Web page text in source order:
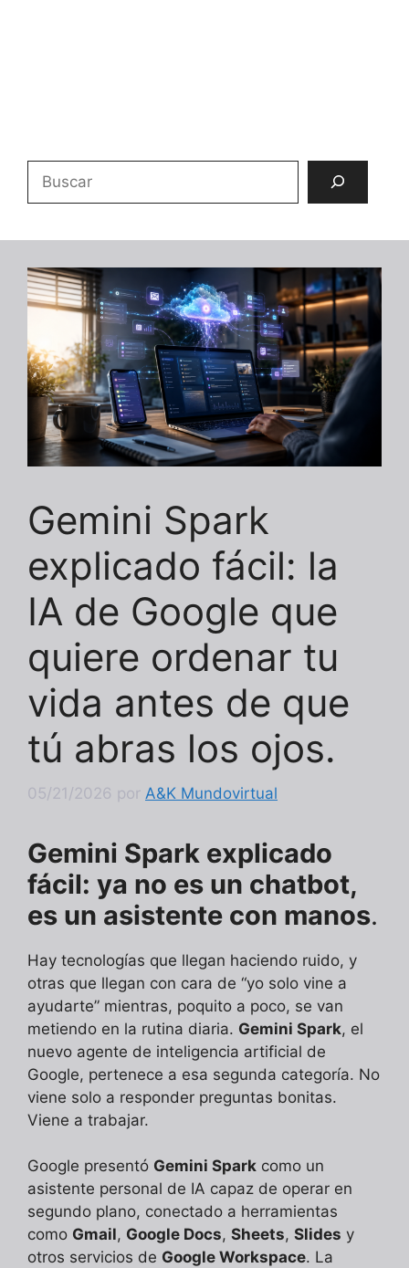
Gemini Spark
explicado fácil: la
IA de Google que
quiere ordenar tu
vida antes de que
tú abras los ojos.
05/21/2026 por A&K Mundovirtual
Gemini Spark explicado
fácil: ya no es un chatbot,
es un asistente con manos.
Hay tecnologías que llegan haciendo ruido, y
otras que llegan con cara de “yo solo vine a
ayudarte” mientras, poquito a poco, se van
metiendo en la rutina diaria. Gemini Spark, el
nuevo agente de inteligencia artificial de
Google, pertenece a esa segunda categoría. No
viene solo a responder preguntas bonitas.
Viene a trabajar.
Google presentó Gemini Spark como un
asistente personal de IA capaz de operar en
segundo plano, conectado a herramientas
como Gmail, Google Docs, Sheets, Slides y
otros servicios de Google Workspace. La